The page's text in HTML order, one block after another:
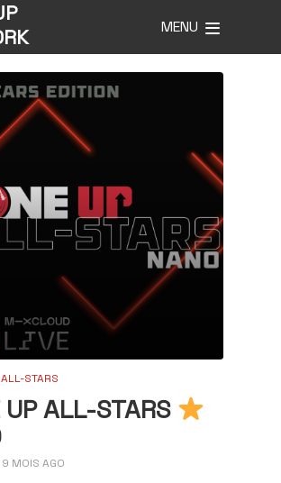
MENU
STARS
UP ALL-STARS
9 MOIS AGO